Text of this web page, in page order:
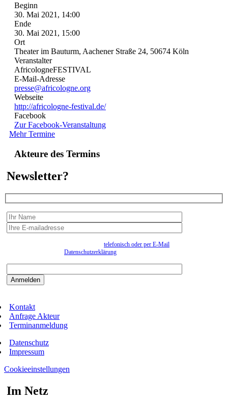
Beginn
30. Mai 2021, 14:00
Ende
30. Mai 2021, 15:00
Ort
Theater im Bauturm, Aachener Straße 24, 50674 Köln
Veranstalter
AfricologneFESTIVAL
E-Mail-Adresse
presse@africologne.org
Webseite
http://africologne-festival.de/
Facebook
Zur Facebook-Veranstaltung
Mehr Termine
Akteure des Termins
Newsletter?
telefonisch oder per E-Mail
Datenschutzerklärung
Kontakt
Anfrage Akteur
Terminanmeldung
Datenschutz
Impressum
Cookieeinstellungen
Im Netz